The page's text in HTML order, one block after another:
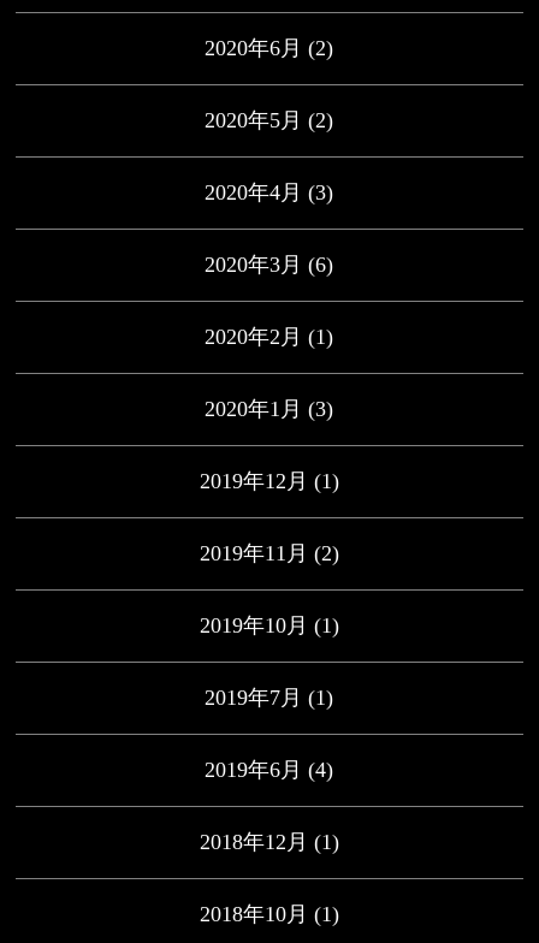
2020年6月 (2)
2020年5月 (2)
2020年4月 (3)
2020年3月 (6)
2020年2月 (1)
2020年1月 (3)
2019年12月 (1)
2019年11月 (2)
2019年10月 (1)
2019年7月 (1)
2019年6月 (4)
2018年12月 (1)
2018年10月 (1)